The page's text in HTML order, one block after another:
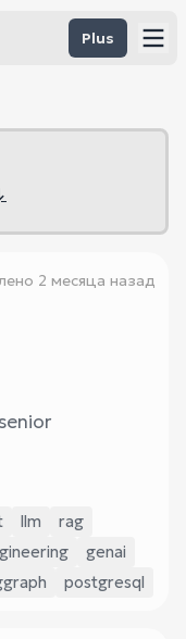
Plus
2 месяца назад
llm
rag
genai
postgresql